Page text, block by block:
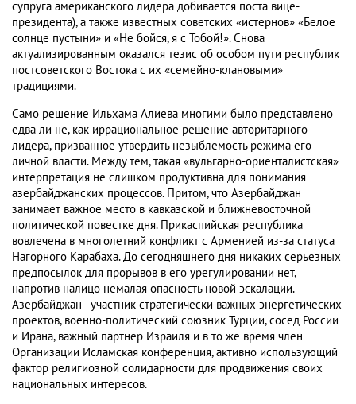
супруга американского лидера добивается поста вице-
президента), а также известных советских «истернов» «Белое
солнце пустыни» и «Не бойся, я с Тобой!». Снова
актуализированным оказался тезис об особом пути республик
постсоветского Востока с их «семейно-клановыми»
традициями.
Само решение Ильхама Алиева многими было представлено
едва ли не, как иррациональное решение авторитарного
лидера, призванное утвердить незыблемость режима его
личной власти. Между тем, такая «вульгарно-ориенталистская»
интерпретация не слишком продуктивна для понимания
азербайджанских процессов. Притом, что Азербайджан
занимает важное место в кавказской и ближневосточной
политической повестке дня. Прикаспийская республика
вовлечена в многолетний конфликт с Арменией из-за статуса
Нагорного Карабаха. До сегодняшнего дня никаких серьезных
предпосылок для прорывов в его урегулировании нет,
напротив налицо немалая опасность новой эскалации.
Азербайджан - участник стратегически важных энергетических
проектов, военно-политический союзник Турции, сосед России
и Ирана, важный партнер Израиля и в то же время член
Организации Исламская конференция, активно использующий
фактор религиозной солидарности для продвижения своих
национальных интересов.